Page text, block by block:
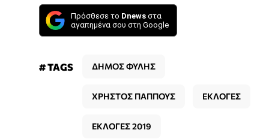
Πρόσθεσε το Dnews στα
αγαπημένα σου στη Google
# TAGS ΔΗΜΟΣ ΦΥΛΗΣ
ΧΡΗΣΤΟΣ ΠΑΠΠΟΥΣ ΕΚΛΟΓΕΣ
ΕΚΛΟΓΕΣ 2019